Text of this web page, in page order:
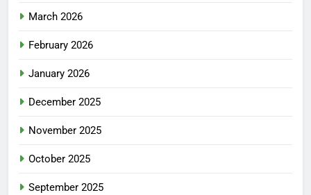
March 2026
February 2026
January 2026
December 2025
November 2025
October 2025
September 2025